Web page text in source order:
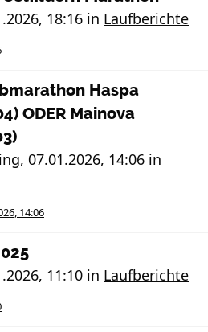
18:16 in Laufberichte
Haspa
ODER Mainova
, 07.01.2026, 14:06 in
14:06
11:10 in Laufberichte